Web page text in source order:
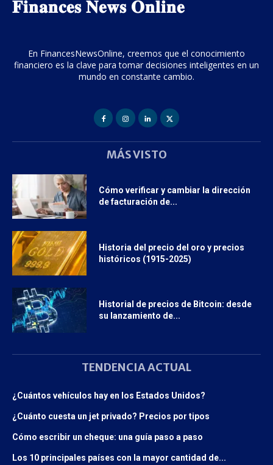
𝐅𝐢𝐧𝐚𝐧𝐜𝐞𝐬 𝐍𝐞𝐰𝐬 𝐎𝐧𝐥𝐢𝐧𝐞
En FinancesNewsOnline, creemos que el conocimiento
financiero es la clave para tomar decisiones inteligentes en un
mundo en constante cambio.
MÁS VISTO
Cómo verificar y cambiar la dirección
de facturación de...
Historia del precio del oro y precios
históricos (1915-2025)
Historial de precios de Bitcoin: desde
su lanzamiento de...
TENDENCIA ACTUAL
¿Cuántos vehículos hay en los Estados Unidos?
¿Cuánto cuesta un jet privado? Precios por tipos
Cómo escribir un cheque: una guía paso a paso
Los 10 principales países con la mayor cantidad de...